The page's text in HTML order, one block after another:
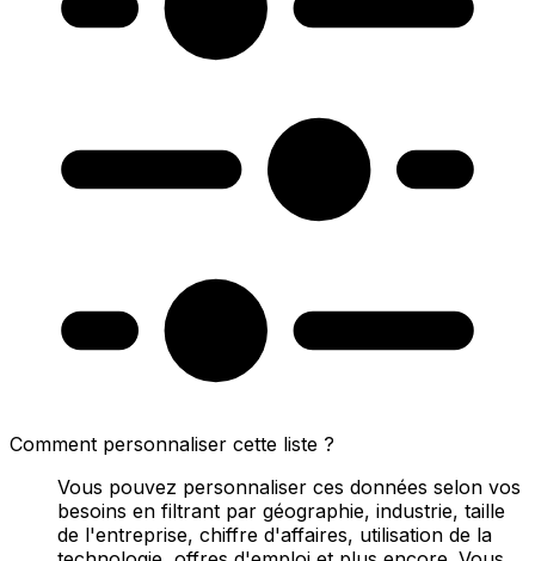
Comment personnaliser cette liste ?
Vous pouvez personnaliser ces données selon vos
besoins en filtrant par géographie, industrie, taille
de l'entreprise, chiffre d'affaires, utilisation de la